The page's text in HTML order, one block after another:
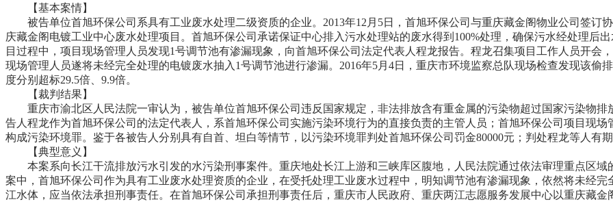
【基本案情】
被告单位首旭环保公司系具有工业废水处理二级资质的企业。2013年12月5日，首旭环保公司与重庆藏金阁物业公司签订
庆藏金阁电镀工业中心废水处理项目。首旭环保公司承诺保证中心排入污水处理站的废水得到100%处理，确保污水经处理后
目过程中，项目现场管理人员发现1号调节池有渗漏现象，向首旭环保公司法定代表人程龙报告。程龙召集项目工作人员开会
现场管理人员遂将未经完全处理的电镀废水抽入1号调节池进行渗漏。2016年5月4日，重庆市环境监察总队现场检查发现该偷
度分别超标29.5倍、9.9倍。
【裁判结果】
重庆市渝北区人民法院一审认为，被告单位首旭环保公司违反国家规定，非法排放含有重金属的污染物超过国家污染物排
告人程龙作为首旭环保公司的法定代表人，系首旭环保公司实施污染环境行为的直接负责的主管人员；首旭环保公司项目现
构成污染环境罪。鉴于各被告人分别具有自首、坦白等情节，以污染环境罪判处首旭环保公司罚金80000元；判处程龙等人有
【典型意义】
本案系向长江干流排放污水引发的水污染刑事案件。重庆地处长江上游和三峡库区腹地，人民法院通过依法审理重点区域
案中，首旭环保公司作为具有工业废水处理资质的企业，在受托处理工业废水过程中，明知调节池有渗漏现象，依然将未经
江水体，应当依法承担刑事责任。在首旭环保公司承担刑事责任后，重庆市人民政府、重庆两江志愿服务发展中心以重庆藏